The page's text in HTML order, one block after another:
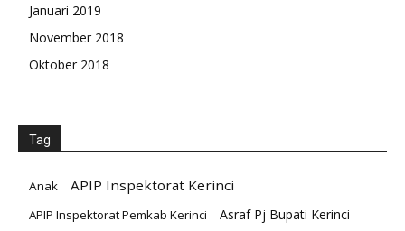
Januari 2019
November 2018
Oktober 2018
Tag
Anak APIP Inspektorat Kerinci
APIP Inspektorat Pemkab Kerinci Asraf Pj Bupati Kerinci